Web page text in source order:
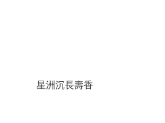
星洲沉長壽香